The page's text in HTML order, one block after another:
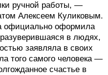
ручной работы, —
Алексеем Куликовым.
официально оформила
в людях,
заявляла в своих
того самого человека —
счастье в